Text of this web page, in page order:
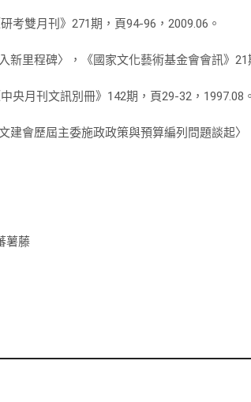
考雙月刊》271期，頁94-96，2009.06。
里程碑〉，《國家文化藝術基金會會訊》21
央月刊文訊別冊》142期，頁29-32，1997.08。
會歷屆主委施政政策與預算編列問題談起
薯藤